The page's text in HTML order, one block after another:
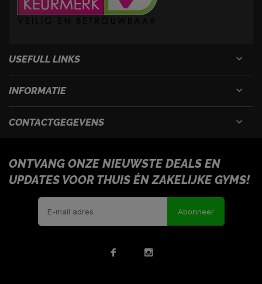
USEFULL LINKS
INFORMATIE
CONTACTGEGEVENS
ONTVANG ONZE NIEUWSTE DEALS EN
UPDATES VOOR THUIS ÉN ZAKELIJKE GYMS!
Abonneer